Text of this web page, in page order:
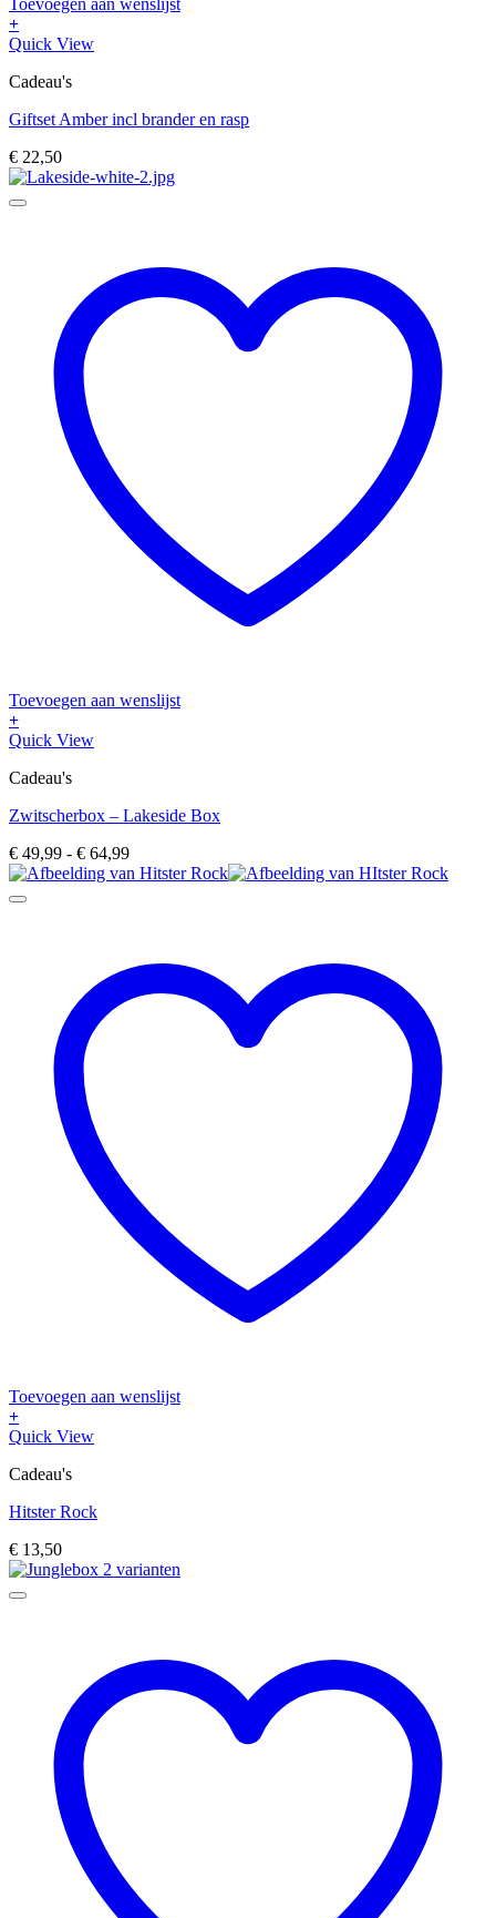
Toevoegen aan wenslijst
+
Dit
heeft
variaties.
optie
kan
gekozen
productpagina
Quick View
Cadeau's
Giftset Amber incl brander en rasp
€ 22,50
Toevoegen aan wenslijst
+
Dit
heeft
variaties.
optie
kan
gekozen
productpagina
Quick View
Cadeau's
Zwitscherbox – Lakeside Box
€ 49,99 - € 64,99Prijsklasse:
€ 49,99
Toevoegen aan wenslijst
+
Quick View
Cadeau's
Hitster Rock
€ 13,50